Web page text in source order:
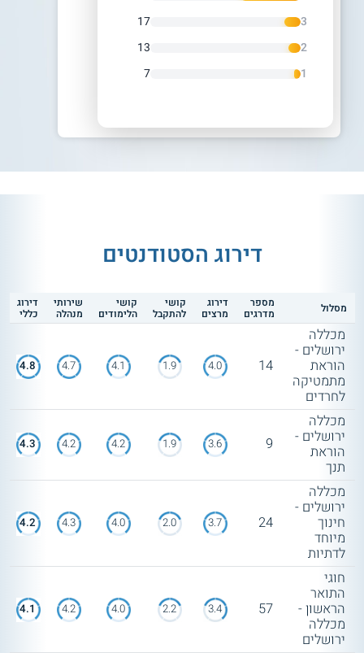
3
17
2
13
1
7
דירוג הסטודנטים
מסלול מספר
מדרגים
דירוג
מרצים
קושי
להתקבל
קושי
הלימודים
שירותי
מנהלה
דירוג
כללי
מכללה
ירושלים -
הוראת
מתמטיקה
לחרדים
14
4.0
1.9
4.1
4.7
4.8
מכללה
ירושלים -
הוראת
תנך
9
3.6
1.9
4.2
4.2
4.3
מכללה
ירושלים -
חינוך
מיוחד
לדתיות
24
3.7
2.0
4.0
4.3
4.2
חוגי
התואר
הראשון -
מכללה
ירושלים
57
3.4
2.2
4.0
4.2
4.1